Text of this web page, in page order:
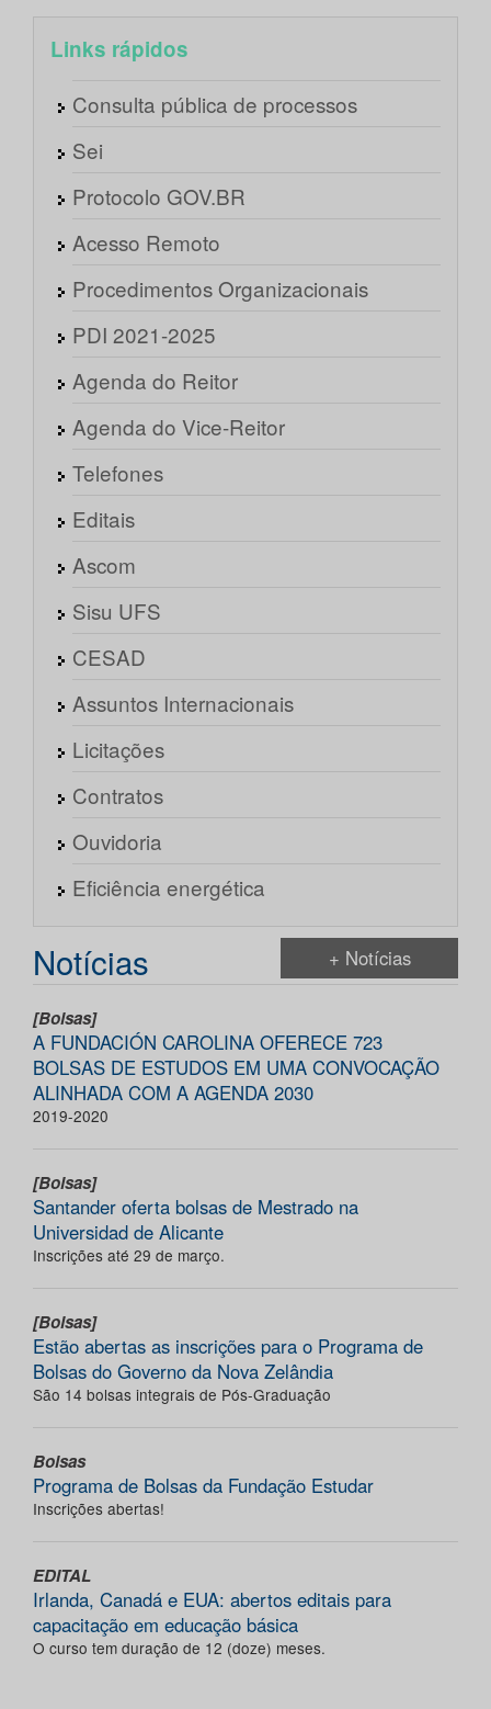
Links rápidos
Consulta pública de processos
Sei
Protocolo GOV.BR
Acesso Remoto
Procedimentos Organizacionais
PDI 2021-2025
Agenda do Reitor
Agenda do Vice-Reitor
Telefones
Editais
Ascom
Sisu UFS
CESAD
Assuntos Internacionais
Licitações
Contratos
Ouvidoria
Eficiência energética
Notícias + Notícias
[Bolsas]
A FUNDACIÓN CAROLINA OFERECE 723
BOLSAS DE ESTUDOS EM UMA CONVOCAÇÃO
ALINHADA COM A AGENDA 2030
2019-2020
[Bolsas]
Santander oferta bolsas de Mestrado na
Universidad de Alicante
Inscrições até 29 de março.
[Bolsas]
Estão abertas as inscrições para o Programa de
Bolsas do Governo da Nova Zelândia
São 14 bolsas integrais de Pós-Graduação
Bolsas
Programa de Bolsas da Fundação Estudar
Inscrições abertas!
EDITAL
Irlanda, Canadá e EUA: abertos editais para
capacitação em educação básica
O curso tem duração de 12 (doze) meses.